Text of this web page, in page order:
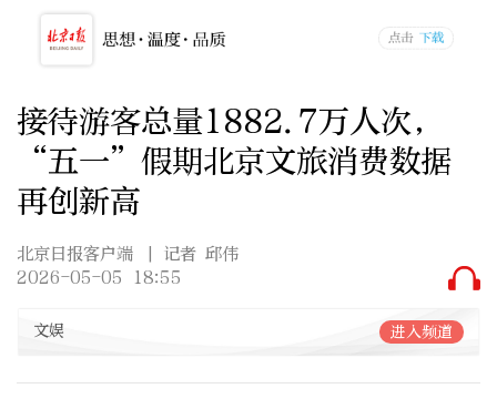
接待游客总量1882.7万人次，
“五一”假期北京文旅消费数据
再创新高
北京日报客户端
| 记者 邱伟
2026-05-05 18:55
文娱 进入频道